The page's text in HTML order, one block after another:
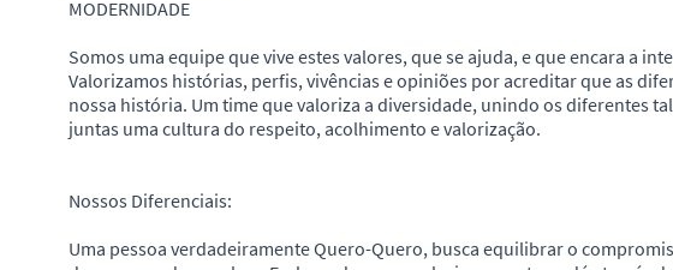
MODERNIDADE
Somos uma equipe que vive estes valores, que se ajuda, e que encara a
Valorizamos histórias, perfis, vivências e opiniões por acreditar que as
nossa história. Um time que valoriza a diversidade, unindo os diferentes
juntas uma cultura do respeito, acolhimento e valorização.
Nossos Diferenciais:
Uma pessoa verdadeiramente Quero-Quero, busca equilibrar o